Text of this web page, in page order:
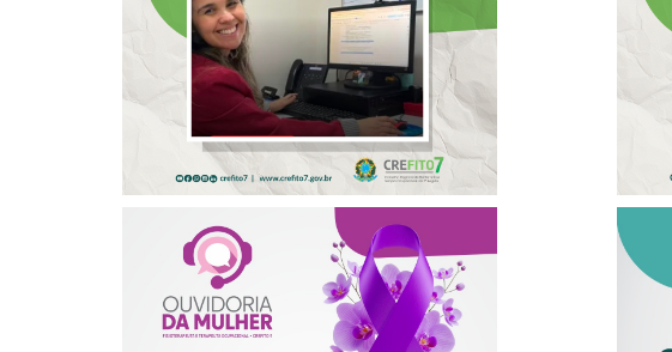
INTERNACIONAL
DE LIDERANÇAS
AGOSTO LILÁS –
ACOLHER,